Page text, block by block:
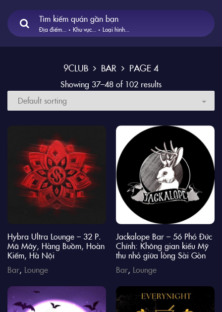
Tìm kiếm quán gần bạn
Địa điểm... Khu vực... Loại hình...
9CLUB BAR PAGE 4
Showing 37–48 of 102 results
Hybra Ultra Lounge – 32 P.
Mã Mây, Hàng Buồm, Hoàn
Kiếm, Hà Nội
Bar, Lounge
Jackalope Bar – 56 Phó Đức
Chính: Không gian kiểu Mỹ
thu nhỏ giữa lòng Sài Gòn
Bar, Lounge